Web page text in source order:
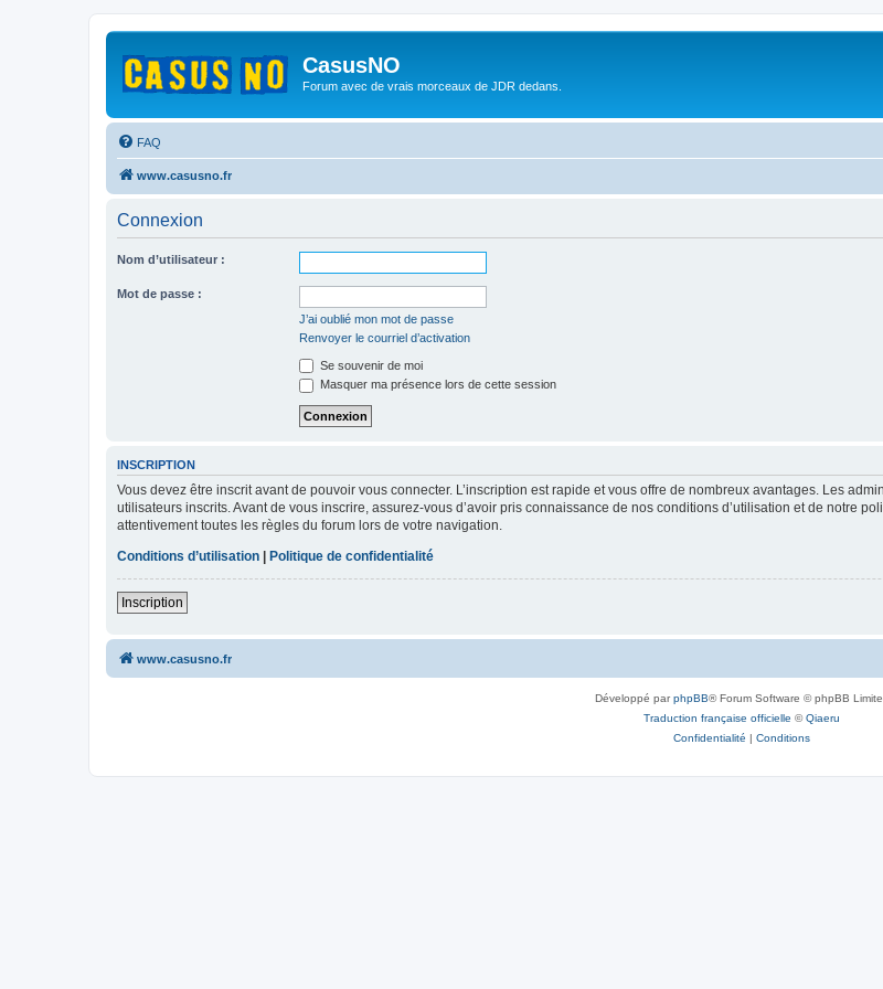
CasusNO
Forum avec de vrais morceaux de JDR dedans.
FAQ
www.casusno.fr
Connexion
Nom d’utilisateur :
Mot de passe :
J’ai oublié mon mot de passe
Renvoyer le courriel d’activation
Se souvenir de moi
Masquer ma présence lors de cette session
INSCRIPTION
Vous devez être inscrit avant de pouvoir vous connecter. L’inscription est rapide et vous offre de nombreux avantages. Les
utilisateurs inscrits. Avant de vous inscrire, assurez-vous d’avoir pris connaissance de nos conditions d’utilisation et de notre
attentivement toutes les règles du forum lors de votre navigation.
Conditions d’utilisation
Politique de confidentialité
Inscription
www.casusno.fr
Développé parphpBB® Forum Software © phpBB
Traduction française officielle ©Qiaeru
Confidentialité | Conditions